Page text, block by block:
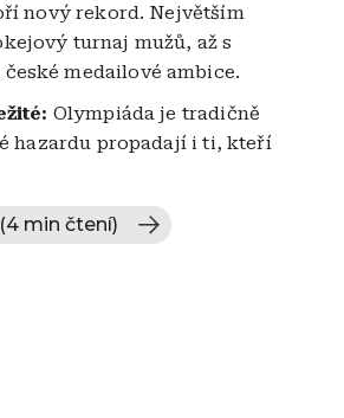
nový rekord. Největším
turnaj mužů, až s
medailové ambice.
Olympiáda je tradičně
hazardu propadají i ti, kteří
min čtení)